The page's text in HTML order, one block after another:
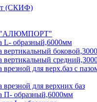
(СКИФ)
L- образный,6000мм
вертикальный
вертикальный
для верх.баз с
для верхних баз
П- образный,6000мм